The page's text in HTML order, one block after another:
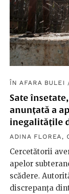
ÎN AFARA BULEI
Sate
anunțată a
inegalitățile
ADINA FLOREA ,
Cercetătorii
apelor
scădere.
discrepanța